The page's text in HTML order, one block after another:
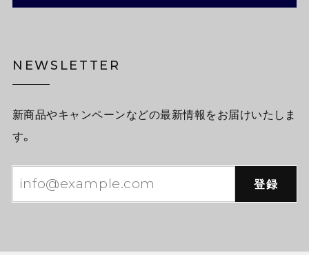
NEWSLETTER
新商品やキャンペーンなどの最新情報をお届けいたしま
す。
登録